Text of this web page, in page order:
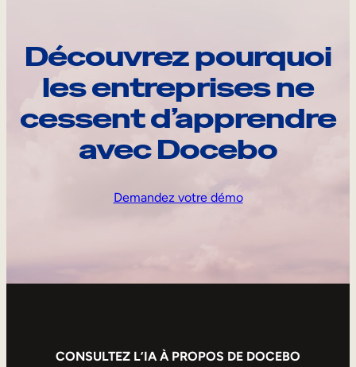
Découvrez pourquoi
les entreprises ne
cessent d’apprendre
avec Docebo
Demandez votre démo
CONSULTEZ L’IA À PROPOS DE DOCEBO